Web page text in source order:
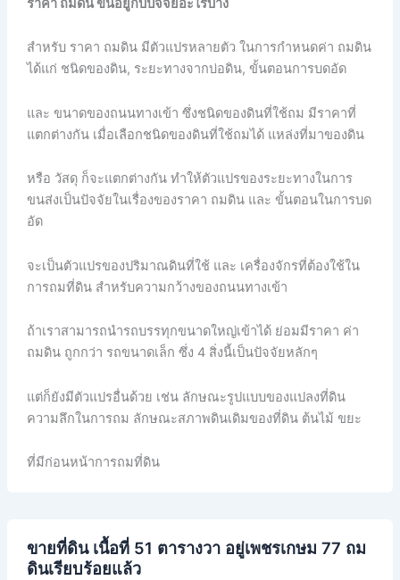
ราคา ถมดิน ขึ้นอยู่กับปัจจัยอะไรบ้าง
สำหรับ ราคา ถมดิน มีตัวแปรหลายตัว ในการกำหนดค่า ถมดิน
ได้แก่ ชนิดของดิน, ระยะทางจากบ่อดิน, ขั้นตอนการบดอัด
และ ขนาดของถนนทางเข้า ซึ่งชนิดของดินที่ใช้ถม มีราคาที่
แตกต่างกัน เมื่อเลือกชนิดของดินที่ใช้ถมได้ แหล่งที่มาของดิน
หรือ วัสดุ ก็จะแตกต่างกัน ทำให้ตัวแปรของระยะทางในการ
ขนส่งเป็นปัจจัยในเรื่องของราคา ถมดิน และ ขั้นตอนในการบด
อัด
จะเป็นตัวแปรของปริมาณดินที่ใช้ และ เครื่องจักรที่ต้องใช้ใน
การถมที่ดิน สำหรับความกว้างของถนนทางเข้า
ถ้าเราสามารถนำรถบรรทุกขนาดใหญ่เข้าได้ ย่อมมีราคา ค่า
ถมดิน ถูกกว่า รถขนาดเล็ก ซึ่ง 4 สิ่งนี้เป็นปัจจัยหลักๆ
แต่ก็ยังมีตัวแปรอื่นด้วย เช่น ลักษณะรูปแบบของแปลงที่ดิน
ความลึกในการถม ลักษณะสภาพดินเดิมของที่ดิน ต้นไม้ ขยะ
ที่มีก่อนหน้าการถมที่ดิน
ขายที่ดิน เนื้อที่ 51 ตารางวา อยู่เพชรเกษม 77 ถม
ดินเรียบร้อยแล้ว